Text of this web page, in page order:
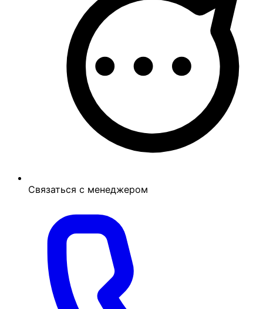
Связаться с менеджером